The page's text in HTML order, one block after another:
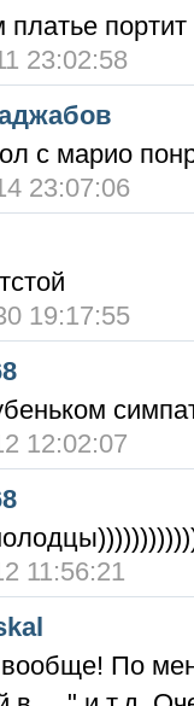
платье
23:02:58
с марио
23:07:06
19:17:55
12:02:07
11:56:21
По